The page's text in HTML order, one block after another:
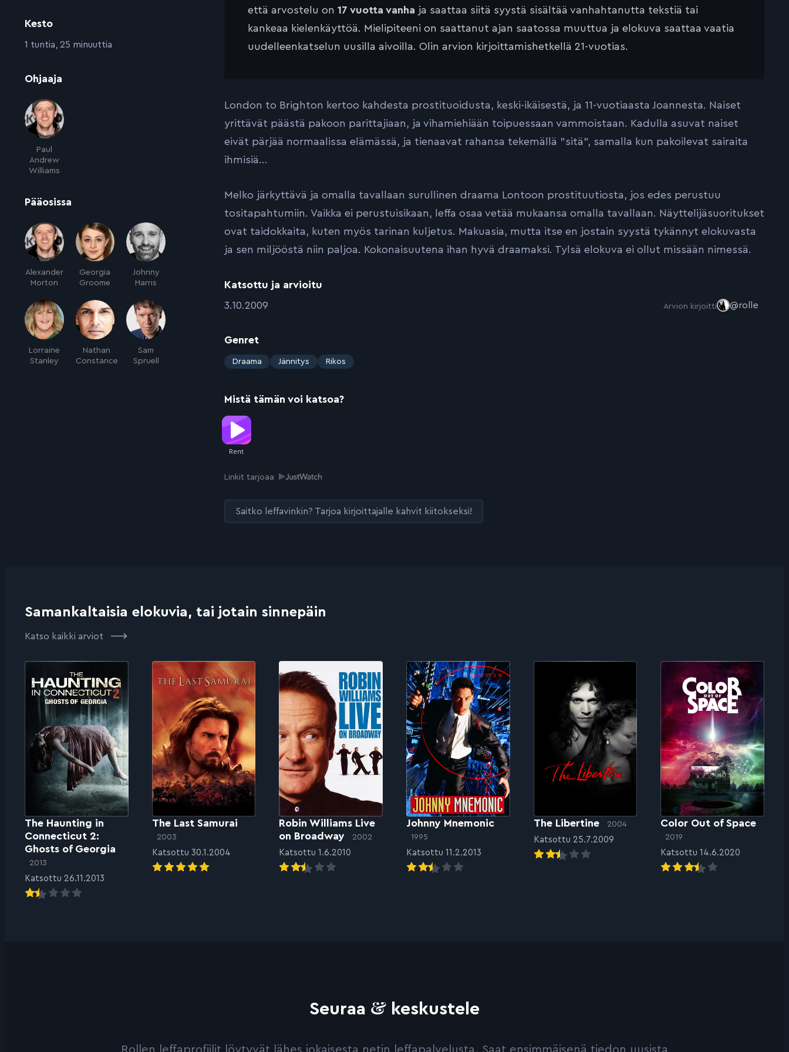
Kesto
:1 tuntia, 25 minuuttia
Ohjaaja
Paul
Andrew
Williams
Pääosissa
Alexander
Morton
Georgia
Groome
Johnny
Harris
Lorraine
Stanley
Nathan
Constance
Sam
Spruell
että arvostelu on 17 vuotta vanha ja saattaa siitä syystä sisältää vanhahtanutta tekstiä tai
kankeaa kielenkäyttöä. Mielipiteeni on saattanut ajan saatossa muuttua ja elokuva saattaa vaatia
uudelleenkatselun uusilla aivoilla. Olin arvion kirjoittamishetkellä 21-vuotias.
London to Brighton kertoo kahdesta prostituoidusta, keski-ikäisestä, ja 11-vuotiaasta Joannesta. Naiset
yrittävät päästä pakoon parittajiaan, ja vihamiehiään toipuessaan vammoistaan. Kadulla asuvat naiset
eivät pärjää normaalissa elämässä, ja tienaavat rahansa tekemällä ”sitä”, samalla kun pakoilevat sairaita
ihmisiä…
Melko järkyttävä ja omalla tavallaan surullinen draama Lontoon prostituutiosta, jos edes perustuu
tositapahtumiin. Vaikka ei perustuisikaan, leffa osaa vetää mukaansa omalla tavallaan. Näyttelijäsuoritukset
ovat taidokkaita, kuten myös tarinan kuljetus. Makuasia, mutta itse en jostain syystä tykännyt elokuvasta
ja sen miljööstä niin paljoa. Kokonaisuutena ihan hyvä draamaksi. Tylsä elokuva ei ollut missään nimessä.
Katsottu ja arvioitu
:3.10.2009 Arvion kirjoitti @rolle
Genret
:
Draama Jännitys Rikos
Mistä tämän voi katsoa?
Linkit tarjoaa
Saitko leffavinkin? Tarjoa kirjoittajalle kahvit kiitokseksi!
Samankaltaisia elokuvia, tai jotain sinnepäin
Katso kaikki arviot
The Haunting in
Connecticut 2:
Ghosts of Georgia
2013
Katsottu 26.11.2013
The Last Samurai
2003
Katsottu 30.1.2004
Robin Williams Live
on Broadway
2002
Katsottu 1.6.2010
Johnny Mnemonic
1995
Katsottu 11.2.2013
The Libertine 2004
Katsottu 25.7.2009
Color Out of Space
2019
Katsottu 14.6.2020
Seuraa & keskustele
Rollen leffaprofiilit löytyvät lähes jokaisesta netin leffapalvelusta. Saat ensimmäisenä tiedon uusista